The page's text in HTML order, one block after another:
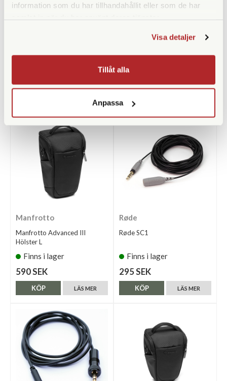
information som du har tillhandahållit eller som de har
Visa detaljer
Tillåt alla
Anpassa
Røde VC-1 Förl. Kabel Mini
Tele/Mini Tele Hona
Ej i lager
280 SEK
Manfrotto
Manfrotto Advanced III
Hölster L
Finns i lager
590 SEK
LÄS MER
KÖP
Røde
Røde SC1
Finns i lager
295 SEK
LÄS MER
KÖP